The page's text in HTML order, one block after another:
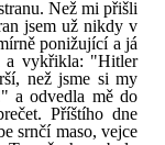
Než mi přišli
jsem už nikdy v
ponižující a já
a vykřikla: "Hitler
než jsme si my
a odvedla mě do
Příštího dne
srnčí maso, vejce